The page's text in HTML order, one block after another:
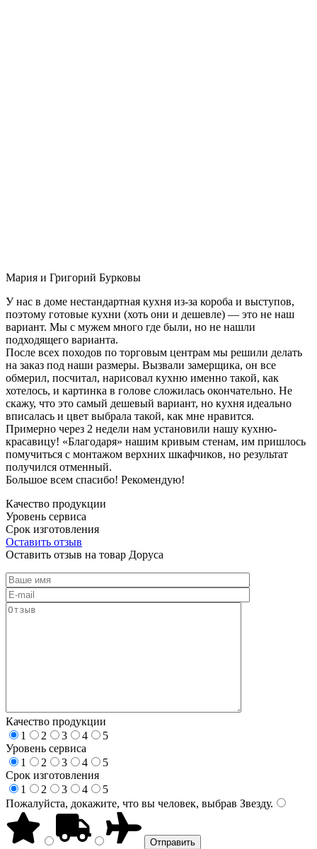
Мария и Григорий Бурковы
У нас в доме нестандартная кухня из-за короба и выступов,
поэтому готовые кухни (хоть они и дешевле) — это не наш
вариант. Мы с мужем много где были, но не нашли
подходящего варианта.
После всех походов по торговым центрам мы решили делать
на заказ под наши размеры. Вызвали замерщика, он все
обмерил, посчитал, нарисовал кухню именно такой, как
хотелось, и картинка в голове сложилась окончательно. Не
скажу, что это самый дешевый вариант, но кухня идеально
вписалась и цвет выбрала такой, как мне нравится.
Примерно через 2 недели нам установили нашу кухню-
красавицу! «Благодаря» нашим кривым стенам, им пришлось
помучиться с монтажом верхних шкафчиков, но результат
получился отменный.
Большое всем спасибо! Рекомендую!
Качество продукции
Уровень сервиса
Срок изготовления
Оставить отзыв
Оставить отзыв на товар Доруса
Качество продукции
1
2 3 4
5
Уровень сервиса
1
2 3 4
5
Срок изготовления
1
2 3 4
5
Пожалуйста, докажите, что вы человек, выбрав Звезду.